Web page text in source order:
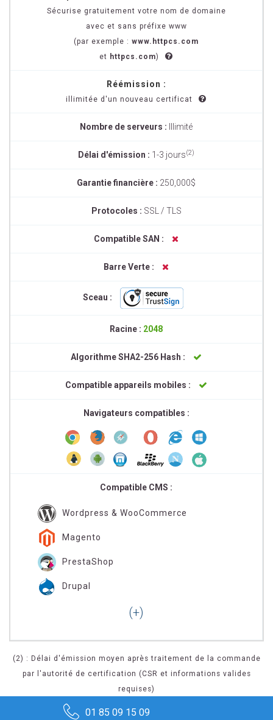
Sécurise gratuitement votre nom de domaine
avec et sans préfixe www
(par exemple : www.httpcs.com
et httpcs.com)
Réémission :
illimitée d'un nouveau certificat
Nombre de serveurs : Illimité
Délai d'émission : 1-3 jours(2)
Garantie financière : 250,000$
Protocoles : SSL / TLS
Compatible SAN :
Barre Verte :
Sceau :
Racine : 2048
Algorithme SHA2-256 Hash :
Compatible appareils mobiles :
Navigateurs compatibles :
Compatible CMS :
Wordpress & WooCommerce
Magento
PrestaShop
Drupal
(2) : Délai d'émission moyen après traitement de la commande
par l'autorité de certification (CSR et informations valides
requises)
01 85 09 15 09